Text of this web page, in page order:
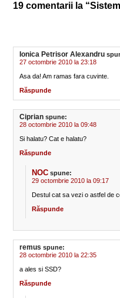
19 comentarii la
Ionica Petrisor Alexandru
27 octombrie 2010 la 23:18
Asa da! Am ramas fara cuvinte.
Răspunde
Ciprian spune:
28 octombrie 2010 la 09:48
Si halatu? Cat e halatu?
Răspunde
NOC spune:
29 octombrie 2010 la 09:17
Destul cat sa vezi o astfel de
Răspunde
remus spune:
28 octombrie 2010 la 22:35
a ales si SSD?
Răspunde